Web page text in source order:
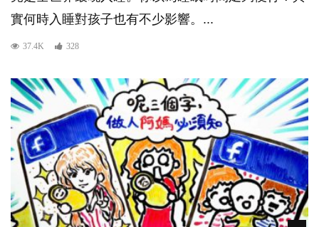
實何時入睡對孩子也有不少影響。...
37.4K 328